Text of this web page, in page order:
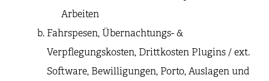
Arbeiten
Fahrspesen, Übernachtungs- &
Verpflegungskosten, Drittkosten Plugins / ext.
Software, Bewilligungen, Porto, Auslagen und